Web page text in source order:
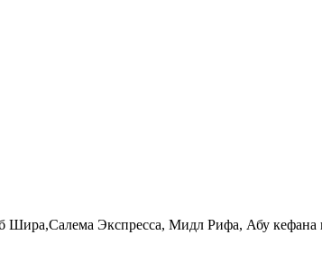
Шира,Салема Экспресса, Мидл Рифа, Абу кефана